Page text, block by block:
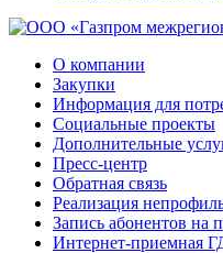
О компании
Закупки
Информация для
Социальные проекты
Дополнительные
Пресс-центр
Обратная связь
Реализация
Запись абонентов на
Интернет-приемная